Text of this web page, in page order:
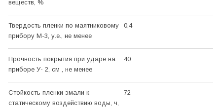
веществ, %
Твердость пленки по маятниковому
прибору М-3, у.е., не менее
0,4
Прочность покрытия при ударе на
приборе У- 2, см , не менее
40
Стойкость пленки эмали к
статическому воздействию воды, ч,
72